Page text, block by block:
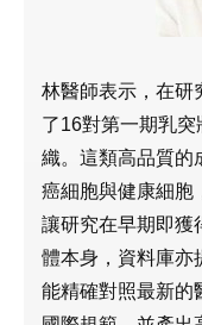
林醫師表示，在研
了16對第一期乳
織。這類高品質的
癌細胞與健康細胞
讓研究在早期即獲
體本身，資料庫亦
能精確對照最新的